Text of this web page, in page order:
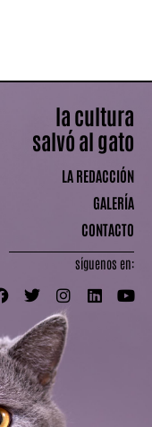
la cultura
salvó al gato
LA REDACCIÓN
GALERÍA
CONTACTO
síguenos en: